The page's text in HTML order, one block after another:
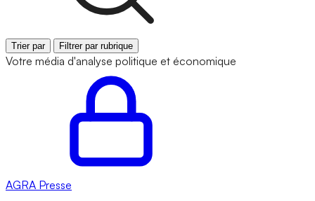
Trier par Filtrer par rubrique
Votre média d'analyse politique et économique
AGRA Presse